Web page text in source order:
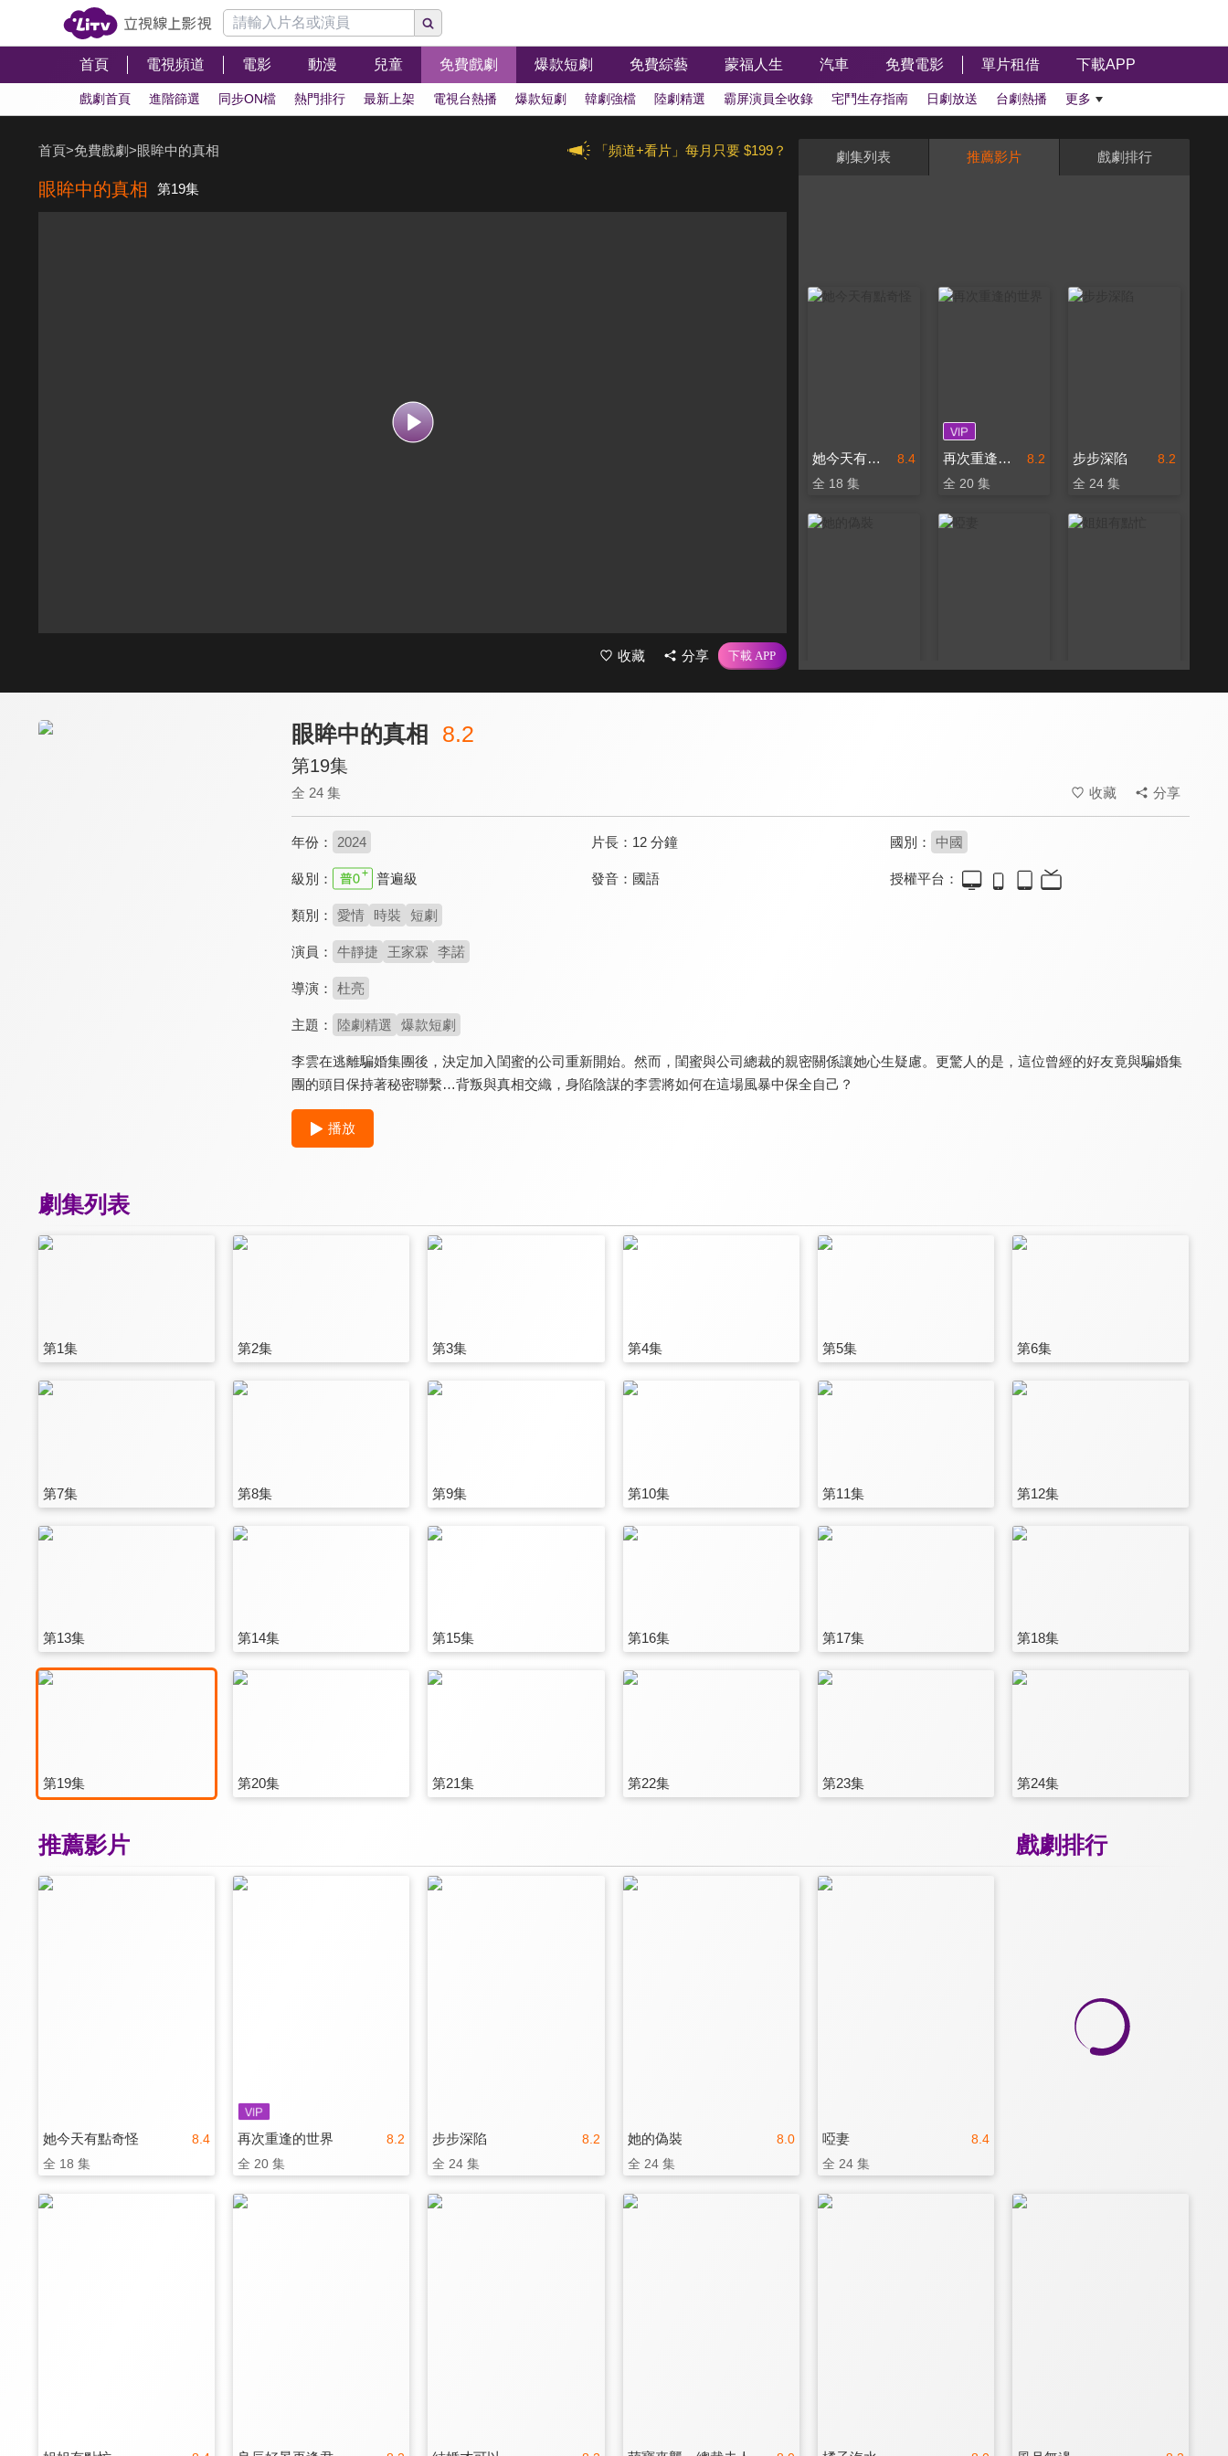
首頁 電視頻道 電影 動漫 兒童 免費戲劇 爆款短劇 免費綜藝 蒙福人生 汽車 免費電影 單片租借 下載APP
戲劇首頁 進階篩選 同步ON檔 熱門排行 最新上架 電視台熱播 爆款短劇 韓劇強檔 陸劇精選 霸屏演員全收錄 宅鬥生存指南 日劇放送 台劇熱播 更多
「頻道+看片」每月只要 $199？
首頁>免費戲劇>眼眸中的真相
眼眸中的真相 第19集
收藏 分享
劇集列表 推薦影片 戲劇排行
8.4
她今天有點奇怪
全 18 集
8.2
再次重逢的世界
全 20 集
8.2
步步深陷
全 24 集
眼眸中的真相 8.2
第19集
全 24 集 收藏 分享
年份： 2024 片長： 12 分鐘 國別： 中國
級別： 普遍級 發音： 國語 授權平台：
類別： 愛情 時裝 短劇
演員： 牛靜捷 王家霖 李諾
導演： 杜亮
主題： 陸劇精選 爆款短劇
李雲在逃離騙婚集團後，決定加入閨蜜的公司重新開始。然而，閨蜜與公司總裁的親密關係讓她心生疑慮。更驚人的是，這位曾經的好友竟與騙婚集
團的頭目保持著秘密聯繫…背叛與真相交織，身陷陰謀的李雲將如何在這場風暴中保全自己？
播放
劇集列表
第1集 第2集 第3集 第4集 第5集 第6集
第7集 第8集 第9集 第10集 第11集 第12集
第13集 第14集 第15集 第16集 第17集 第18集
第19集 第20集 第21集 第22集 第23集 第24集
戲劇排行
推薦影片
8.4
她今天有點奇怪
全 18 集
8.2
再次重逢的世界
全 20 集
8.2
步步深陷
全 24 集
8.0
她的偽裝
全 24 集
8.4
啞妻
全 24 集